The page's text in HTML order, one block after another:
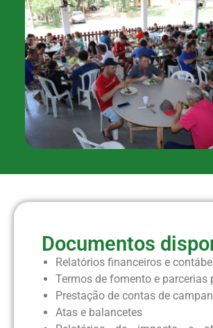
Documentos
Relatórios financeiros e
Termos de fomento e parcerias
Prestação de contas de
Atas e balancetes